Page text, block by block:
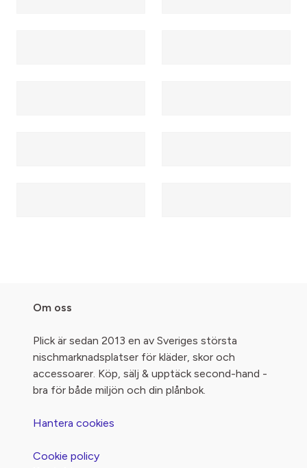
Om oss
Plick är sedan 2013 en av Sveriges största
nischmarknadsplatser för kläder, skor och
accessoarer. Köp, sälj & upptäck second-hand -
bra för både miljön och din plånbok.
Hantera cookies
Cookie policy